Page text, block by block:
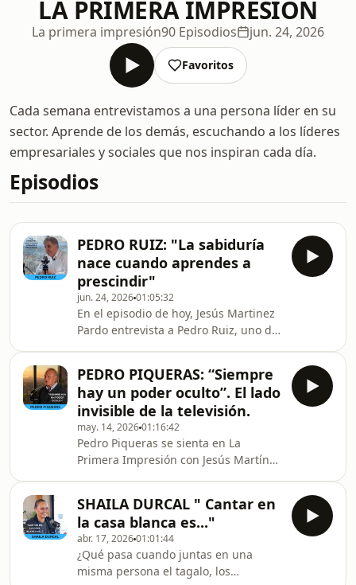
LA PRIMERA IMPRESION
La primera impresión90 Episodios jun. 24, 2026
Favoritos
Cada semana entrevistamos a una persona líder en su
sector. Aprende de los demás, escuchando a los líderes
empresariales y sociales que nos inspiran cada día.
Episodios
PEDRO RUIZ: "La sabiduría
nace cuando aprendes a
prescindir"
jun. 24, 202601:05:32
En el episodio de hoy, Jesús Martinez
Pardo entrevista a Pedro Ruiz, uno de
músico, entrevistador y, sobre todo,
un hombre libre.Este episodio de La
Primera Impresión tiene algo
especial: cuando empezamos el
podcast nosinspiró el espíritu de La
noche abierta, donde se hablaba con
gente valiosa más que famosa. Y
Pedro Ruiz r
PEDRO PIQUERAS: “Siempre
hay un poder oculto”. El lado
invisible de la televisión.
may. 14, 202601:16:42
Pedro Piqueras se sienta en La
Primera Impresión con Jesús Martínez
muerte y 51 años de
periodismo.Después de más de medio
siglo contando la actualidad desde la
radio y la televisión, Pedro Piqueras
mira hacia atrás y reflexiona sobre lo
SHAILA DURCAL " Cantar en
la casa blanca es..."
abr. 17, 202601:01:44
¿Qué pasa cuando juntas en una
misma persona el tagalo, los